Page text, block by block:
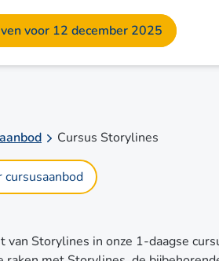
voor 12 december 2025
Cursus Storylines
cursusaanbod
van Storylines in onze 1-daagse